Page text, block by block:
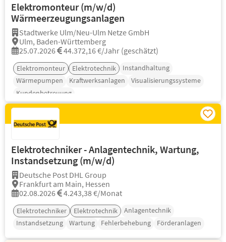
Elektromonteur (m/w/d)
Wärmeerzeugungsanlagen
Stadtwerke Ulm/Neu-Ulm Netze GmbH
Ulm, Baden-Württemberg
25.07.2026
44.372,16 €/Jahr (geschätzt)
Elektromonteur Elektrotechnik
Instandhaltung
Wärmepumpen
Kraftwerksanlagen
Visualisierungssysteme
Kundenbetreuung
Elektrotechniker - Anlagentechnik, Wartung,
Instandsetzung (m/w/d)
Deutsche Post DHL Group
Frankfurt am Main, Hessen
02.08.2026
4.243,38 €/Monat
Elektrotechniker Elektrotechnik
Anlagentechnik
Instandsetzung
Wartung Fehlerbehebung Förderanlagen